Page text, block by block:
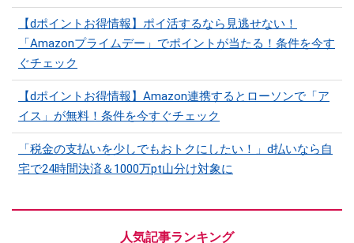
【dポイントお得情報】ポイ活するなら見逃せない！
「Amazonプライムデー」でポイントが当たる！条件を今す
ぐチェック
【dポイントお得情報】Amazon連携するとローソンで「ア
イス」が無料！条件を今すぐチェック
「税金の支払いを少しでもおトクにしたい！」d払いなら自
宅で24時間決済＆1000万pt山分け対象に